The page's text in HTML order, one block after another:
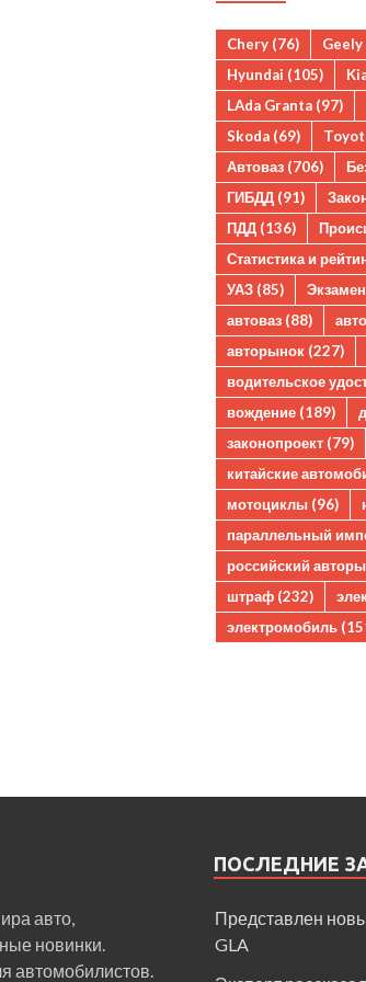
Chery (76) Geely
Hyundai (105)
LAda Granta (97)
Skoda (69)
Автоваз (706)
ГИБДД (91)
ПДД (136)
Статистика и
УАЗ (85) Экзамен
автоваз (88)
авторынок (227)
водительское
вождение (189)
законопроект (79)
китайские
мотоциклы (96)
параллельный
российский
штраф (232)
электромобиль
авто,
новинки.
автомобилистов.
ПОСЛЕДНИЕ
Представлен
GLA